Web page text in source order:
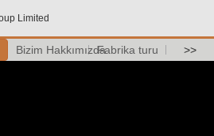
Limited
Bizim HakkımızdaFabrika turu >>